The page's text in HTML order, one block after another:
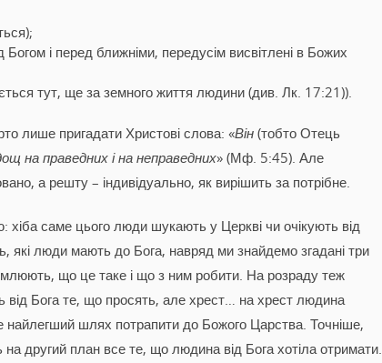
і перед ближніми, передусім висвітлені в Божих
тут, ще за земного життя людини (див. Лк. 17:21)).
лише пригадати Христові слова: «Він (тобто Отець
на праведних і на неправедних» (Мф. 5:45). Але
а решту – індивідуально, як вирішить за потрібне.
саме цього люди шукають у Церкві чи очікують від
які люди мають до Бога, навряд ми знайдемо згадані три
що це таке і що з ним робити. На розраду теж
від Бога те, що просять, але хрест… на хрест людина
шлях потрапити до Божого Царства. Точніше,
на другий план все те, що людина від Бога хотіла отримати.